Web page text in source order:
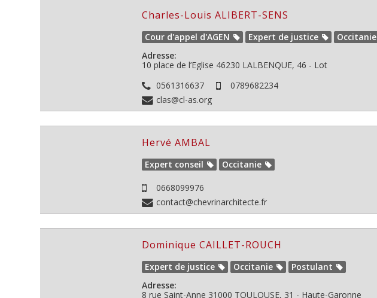
Charles-Louis ALIBERT-SENS
Cour d'appel d'AGEN Expert de justice
Occitanie
Adresse:
10 place de l’Eglise 46230 LALBENQUE, 46 - Lot
0561316637
0789682234
clas@cl-as.org
Hervé AMBAL
Expert conseil Occitanie
0668099976
contact@chevrinarchitecte.fr
Dominique CAILLET-ROUCH
Expert de justice Occitanie
Postulant
Adresse:
8 rue Saint-Anne 31000 TOULOUSE, 31 - Haute-Garonne